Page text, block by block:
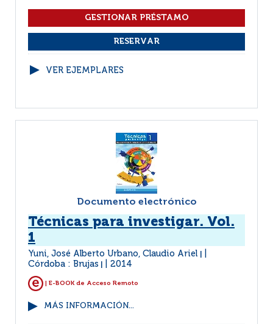
VER EJEMPLARES
Documento electrónico
Técnicas para investigar. Vol.
1
Yuni, José Alberto Urbano, Claudio Ariel
Córdoba : Brujas 2014
| E-BOOK de Acceso Remoto
MÁS INFORMACIÓN...